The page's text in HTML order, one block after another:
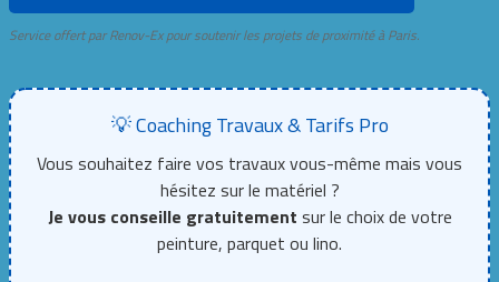
Service offert par Renov-Ex pour soutenir les projets de proximité à Paris.
💡 Coaching Travaux & Tarifs Pro
Vous souhaitez faire vos travaux vous-même mais vous
hésitez sur le matériel ?
Je vous conseille gratuitement sur le choix de votre
peinture, parquet ou lino.